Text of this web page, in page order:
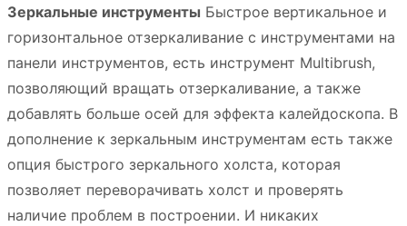
Зеркальные инструменты Быстрое вертикальное и
горизонтальное отзеркаливание с инструментами на
панели инструментов, есть инструмент Multibrush,
позволяющий вращать отзеркаливание, а также
добавлять больше осей для эффекта калейдоскопа. В
дополнение к зеркальным инструментам есть также
опция быстрого зеркального холста, которая
позволяет переворачивать холст и проверять
наличие проблем в построении. И никаких